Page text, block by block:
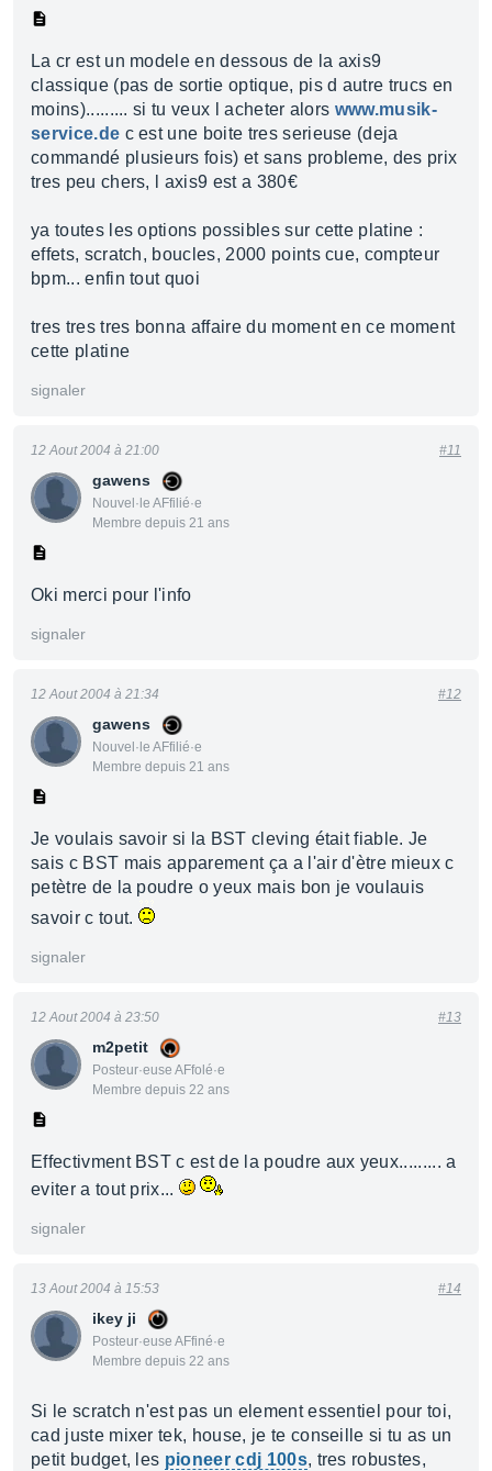
La cr est un modele en dessous de la axis9
classique (pas de sortie optique, pis d autre trucs en
moins)......... si tu veux l acheter alors www.musik-
service.de c est une boite tres serieuse (deja
commandé plusieurs fois) et sans probleme, des prix
tres peu chers, l axis9 est a 380€
ya toutes les options possibles sur cette platine :
effets, scratch, boucles, 2000 points cue, compteur
bpm... enfin tout quoi
tres tres tres bonna affaire du moment en ce moment
cette platine
signaler
gawens
Nouvel·le AFfilié·e
Membre depuis 21 ans
12 Aout 2004 à 21:00 #11
Oki merci pour l'info
signaler
gawens
Nouvel·le AFfilié·e
Membre depuis 21 ans
12 Aout 2004 à 21:34 #12
Je voulais savoir si la BST cleving était fiable. Je
sais c BST mais apparement ça a l'air d'ètre mieux c
petètre de la poudre o yeux mais bon je voulauis
savoir c tout.
signaler
m2petit
Posteur·euse AFfolé·e
Membre depuis 22 ans
12 Aout 2004 à 23:50 #13
Effectivment BST c est de la poudre aux yeux......... a
eviter a tout prix...
signaler
ikey ji
Posteur·euse AFfiné·e
Membre depuis 22 ans
13 Aout 2004 à 15:53 #14
Si le scratch n'est pas un element essentiel pour toi,
cad juste mixer tek, house, je te conseille si tu as un
petit budget, les pioneer cdj 100s, tres robustes,